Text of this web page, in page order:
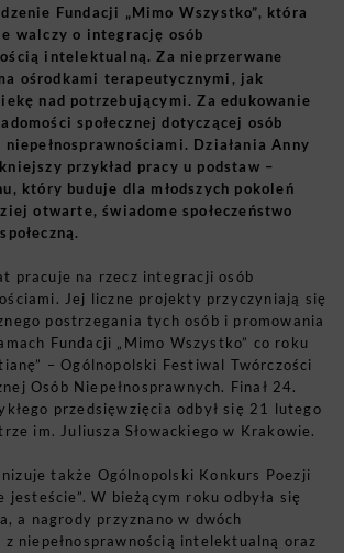
Fundacji „Mimo Wszystko”, która
walczy o integrację osób
intelektualną. Za nieprzerwane
ośrodkami terapeutycznymi, jak
nad potrzebującymi. Za edukowanie
społecznej dotyczącej osób
Działania Anny
przykład pracy u podstaw –
który buduje dla młodszych pokoleń
otwarte, świadome społeczeństwo
pracuje na rzecz integracji osób
Jej liczne projekty przyczyniają się
postrzegania tych osób i promowania
Fundacji „Mimo Wszystko” co roku
– Ogólnopolski Festiwal Twórczości
Osób Niepełnosprawnych. Finał 24.
przedsięwzięcia odbył się 21 lutego
im. Juliusza Słowackiego w Krakowie.
także Ogólnopolski Konkurs Poezji
jesteście”. W bieżącym roku odbyła się
a nagrody przyznano w dwóch
niepełnosprawnością intelektualną oraz